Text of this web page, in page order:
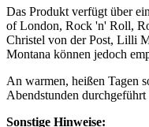
Das Produkt verfügt über
of London, Rock 'n' Roll,
Christel von der Post, Lilli
Montana können jedoch
An warmen, heißen Tagen
Abendstunden durchgeführt
Sonstige Hinweise: